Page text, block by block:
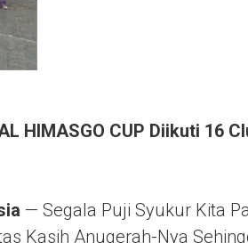
HIMASGO CUP Diikuti 16
— Segala Puji Syukur Kita
Kasih Anugerah-Nya